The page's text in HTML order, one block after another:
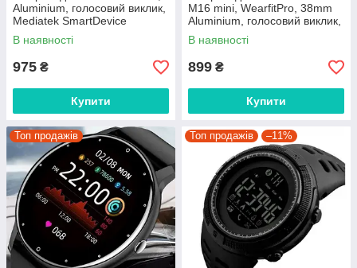
Aluminium, голосовий виклик,
Mediatek SmartDevice
Рожевий
В наявності
975 ₴
Купити
M16 mini, WearfitPro, 38mm
Aluminium, голосовий виклик,
тонометр Чорний
В наявності
899 ₴
Купити
Топ продажів Топ продажів –11%